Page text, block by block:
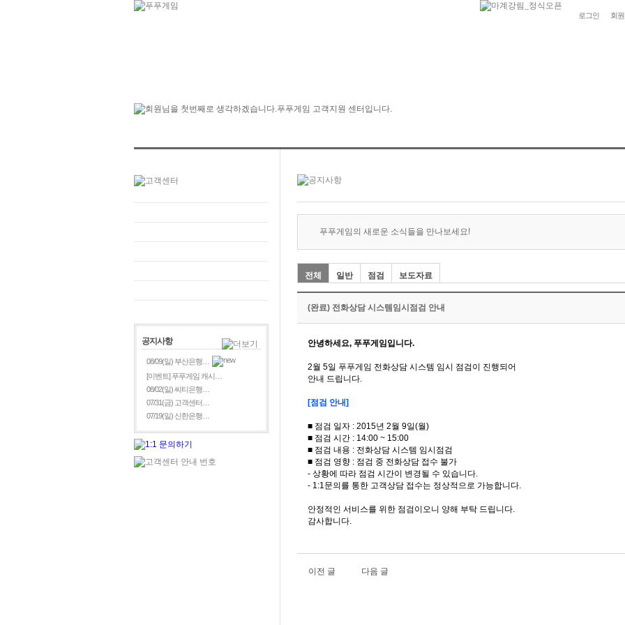
로그인 회
공지사항
08/09(일) 부산은행…
[이벤트] 푸푸게임 캐시…
08/02(일) 씨티은행…
07/31(금) 고객센터…
07/19(일) 신한은행…
푸푸게임의 새로운 소식들을 만나보세요!
전체 일반 점검 보도자료
(완료) 전화상담 시스템임시점검 안내
안녕하세요, 푸푸게임입니다.
2월 5일 푸푸게임 전화상담 시스템 임시 점검이 진행되어
안내 드립니다.
[점검 안내]
■ 점검 일자 : 2015년 2월 9일(월)
■ 점검 시간 : 14:00 ~ 15:00
■ 점검 내용 : 전화상담 시스템 임시점검
■ 점검 영향 : 점검 중 전화상담 접수 불가
- 상황에 따라 점검 시간이 변경될 수 있습니다.
- 1:1문의를 통한 고객상담 접수는 정상적으로 가능합니다.
안정적인 서비스를 위한 점검이오니 양해 부탁 드립니다.
감사합니다.
이전 글 다음 글